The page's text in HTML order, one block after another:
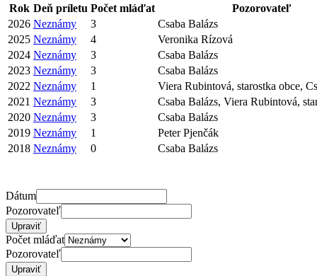
Rok Deň príletu Počet mláďat
Pozorovateľ
2026 Neznámy 3
Csaba Balázs
2025 Neznámy 4
Veronika Rízová
2024 Neznámy 3
Csaba Balázs
2023 Neznámy 3
Csaba Balázs
2022 Neznámy 1
Viera Rubintová, starostka obce,
2021 Neznámy 3
Csaba Balázs, Viera Rubintová,
2020 Neznámy 3
Csaba Balázs
2019 Neznámy 1
Peter Pjenčák
2018 Neznámy 0 Csaba Balázs
Dátum
Pozorovateľ
Počet mláďat
Pozorovateľ